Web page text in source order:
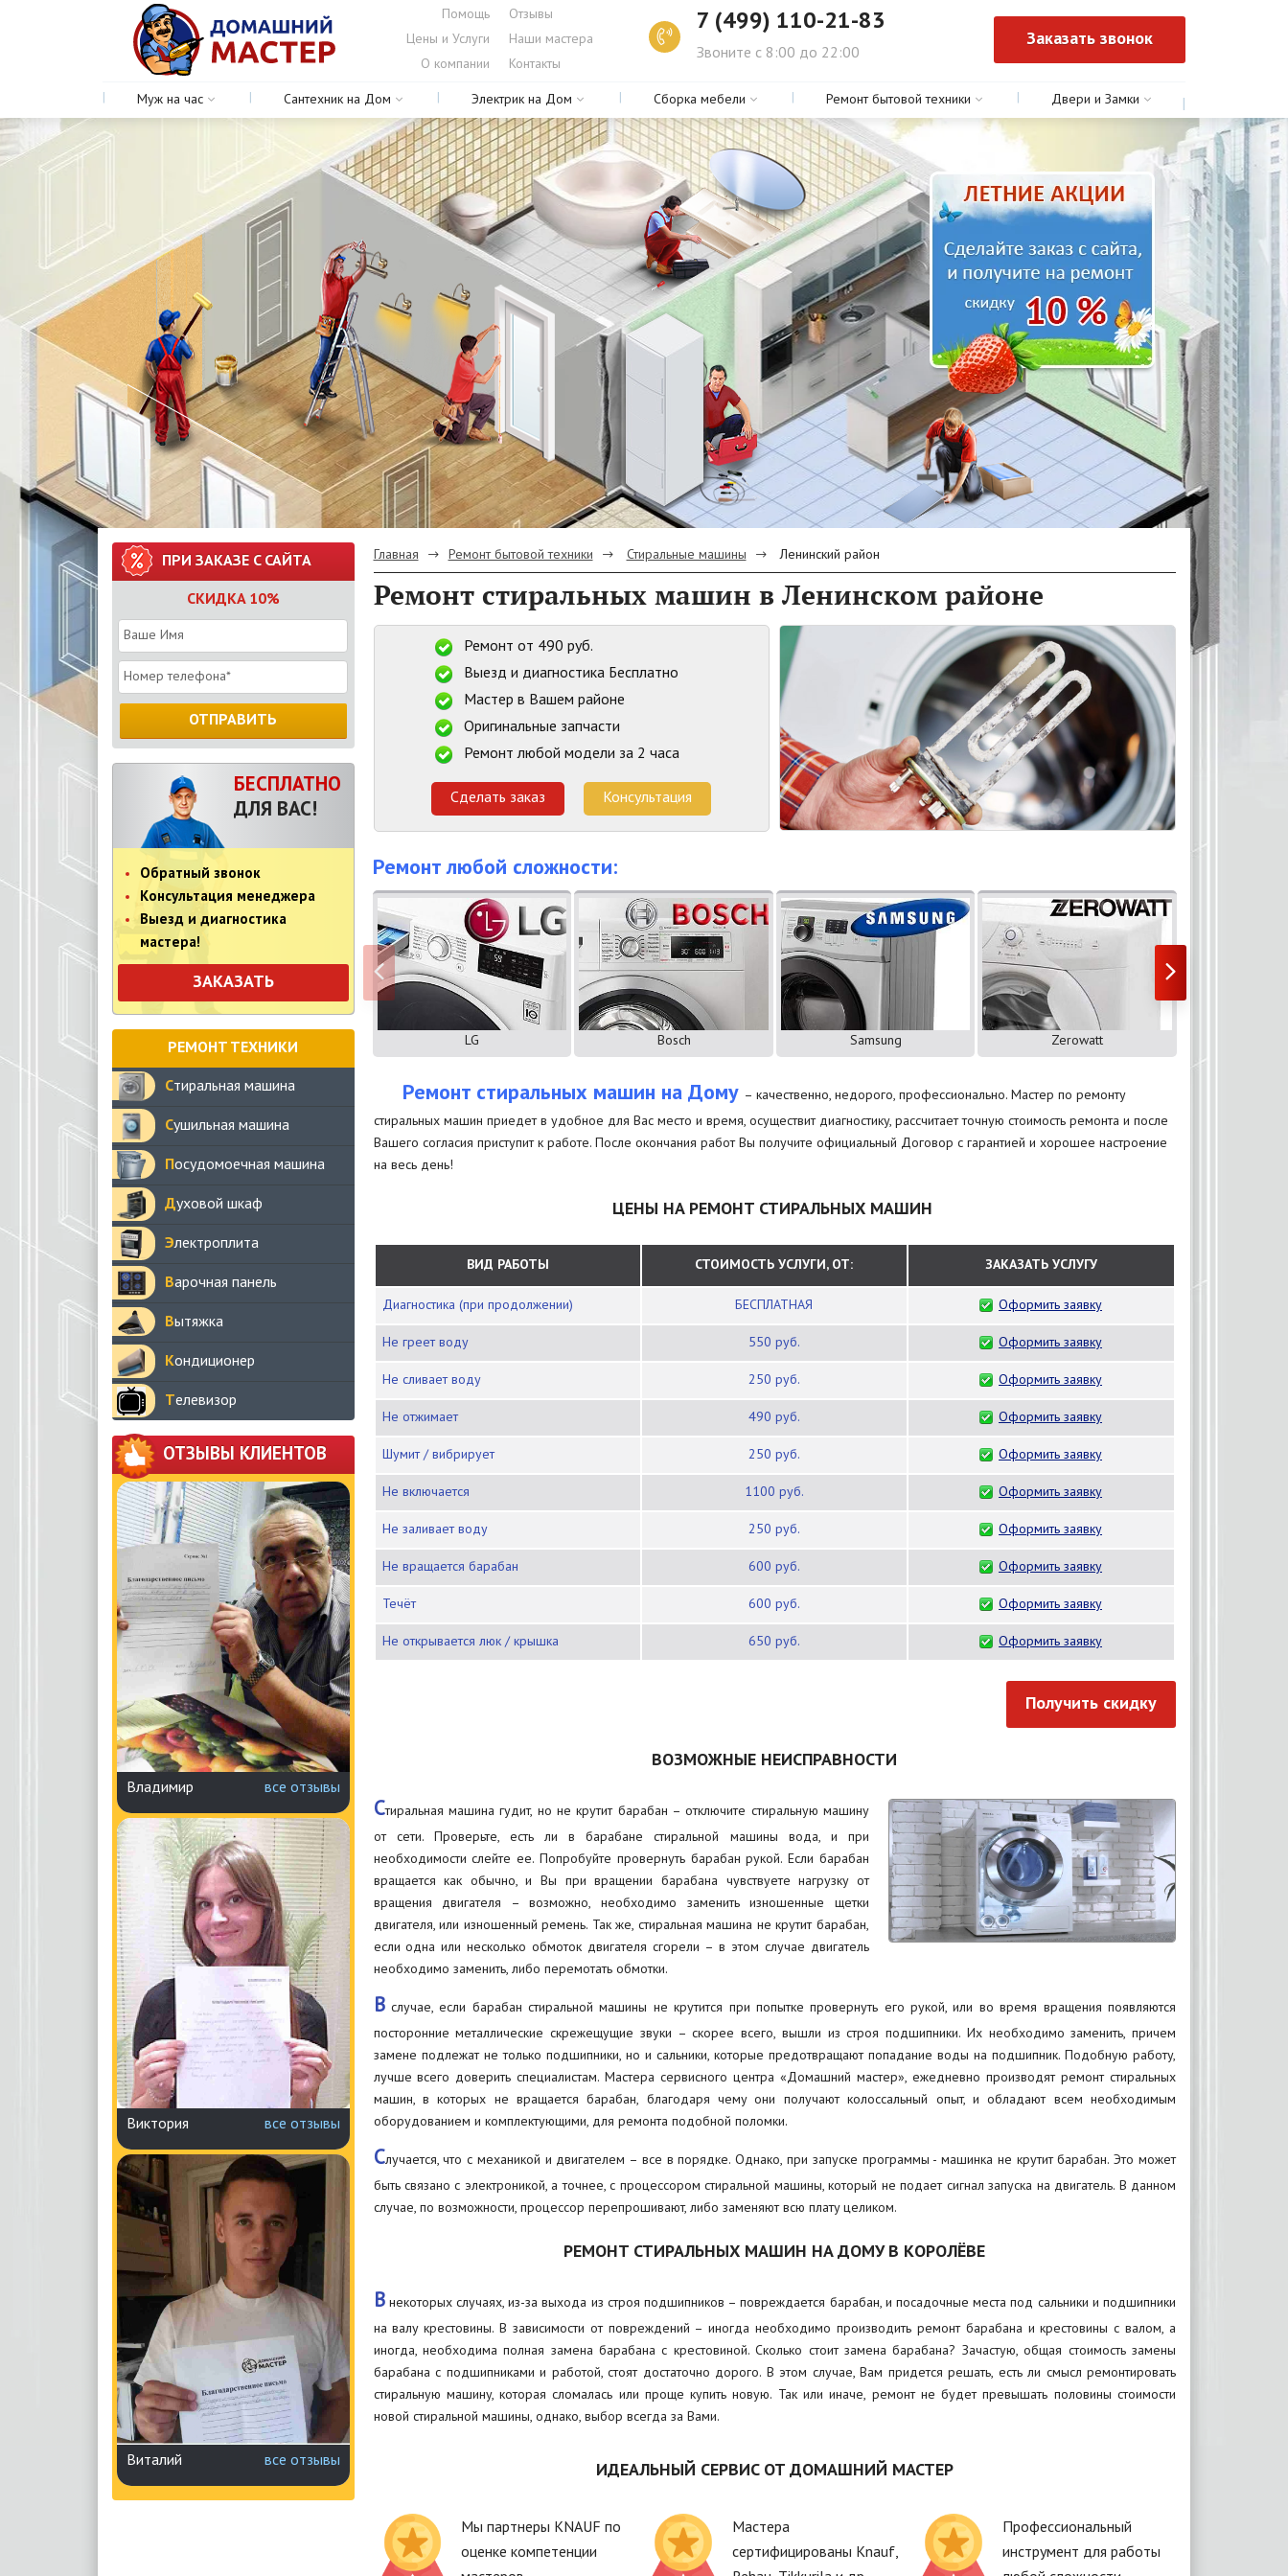
Помощь
Отзывы
Цены и Услуги
Наши мастера
О компании
Контакты
7 (499) 110-21-83
Звоните с 8:00 до 22:00
Заказать звонок
Муж на час Сантехник на Дом Электрик на Дом Сборка мебели Ремонт бытовой техники Двери и Замки
ПРИ ЗАКАЗЕ С САЙТА
СКИДКА 10%
ОТПРАВИТЬ
БЕСПЛАТНО
ДЛЯ ВАС!
Обратный звонок
Консультация менеджера
Выезд и диагностика
мастера!
ЗАКАЗАТЬ
РЕМОНТ ТЕХНИКИ
Стиральная машина
Сушильная машина
Посудомоечная машина
Духовой шкаф
Электроплита
Варочная панель
Вытяжка
Кондиционер
Телевизор
ОТЗЫВЫ КЛИЕНТОВ
Владимир все отзывы
Виктория все отзывы
Виталий все отзывы
Главная Ремонт бытовой техники Стиральные машины Ленинский район
Ремонт стиральных машин в Ленинском районе
Ремонт от 490 руб.
Выезд и диагностика Бесплатно
Мастер в Вашем районе
Оригинальные запчасти
Ремонт любой модели за 2 часа
Сделать заказ Консультация
Ремонт любой сложности:
LG Bosch Samsung Zerowatt
Ремонт стиральных машин на Дому – качественно, недорого, профессионально. Мастер по ремонту
стиральных машин приедет в удобное для Вас место и время, осуществит диагностику, рассчитает точную стоимость ремонта и после
Вашего согласия приступит к работе. После окончания работ Вы получите официальный Договор с гарантией и хорошее настроение
на весь день!
ЦЕНЫ НА РЕМОНТ СТИРАЛЬНЫХ МАШИН
ВИД РАБОТЫ СТОИМОСТЬ УСЛУГИ, ОТ: ЗАКАЗАТЬ УСЛУГУ
Диагностика (при продолжении) БЕСПЛАТНАЯ Оформить заявку
Не греет воду 550 руб. Оформить заявку
Не сливает воду 250 руб. Оформить заявку
Не отжимает 490 руб. Оформить заявку
Шумит / вибрирует 250 руб. Оформить заявку
Не включается 1100 руб. Оформить заявку
Не заливает воду 250 руб. Оформить заявку
Не вращается барабан 600 руб. Оформить заявку
Течёт 600 руб. Оформить заявку
Не открывается люк / крышка 650 руб. Оформить заявку
Получить скидку
ВОЗМОЖНЫЕ НЕИСПРАВНОСТИ
Стиральная машина гудит, но не крутит барабан – отключите стиральную машину
от сети. Проверьте, есть ли в барабане стиральной машины вода, и при
необходимости слейте ее. Попробуйте провернуть барабан рукой. Если барабан
вращается как обычно, и Вы при вращении барабана чувствуете нагрузку от
вращения двигателя – возможно, необходимо заменить изношенные щетки
двигателя, или изношенный ремень. Так же, стиральная машина не крутит барабан,
если одна или несколько обмоток двигателя сгорели – в этом случае двигатель
необходимо заменить, либо перемотать обмотки.
Вслучае, если барабан стиральной машины не крутится при попытке провернуть его рукой, или во время вращения появляются
посторонние металлические скрежещущие звуки – скорее всего, вышли из строя подшипники. Их необходимо заменить, причем
замене подлежат не только подшипники, но и сальники, которые предотвращают попадание воды на подшипник. Подобную работу,
лучше всего доверить специалистам. Мастера сервисного центра «Домашний мастер», ежедневно производят ремонт стиральных
машин, в которых не вращается барабан, благодаря чему они получают колоссальный опыт, и обладают всем необходимым
оборудованием и комплектующими, для ремонта подобной поломки.
Случается, что с механикой и двигателем – все в порядке. Однако, при запуске программы - машинка не крутит барабан. Это может
быть связано с электроникой, а точнее, с процессором стиральной машины, который не подает сигнал запуска на двигатель. В данном
случае, по возможности, процессор перепрошивают, либо заменяют всю плату целиком.
РЕМОНТ СТИРАЛЬНЫХ МАШИН НА ДОМУ В КОРОЛЁВЕ
Внекоторых случаях, из-за выхода из строя подшипников – повреждается барабан, и посадочные места под сальники и подшипники
на валу крестовины. В зависимости от повреждений – иногда необходимо производить ремонт барабана и крестовины с валом, а
иногда, необходима полная замена барабана с крестовиной. Сколько стоит замена барабана? Зачастую, общая стоимость замены
барабана с подшипниками и работой, стоят достаточно дорого. В этом случае, Вам придется решать, есть ли смысл ремонтировать
стиральную машину, которая сломалась или проще купить новую. Так или иначе, ремонт не будет превышать половины стоимости
новой стиральной машины, однако, выбор всегда за Вами.
ИДЕАЛЬНЫЙ СЕРВИС ОТ ДОМАШНИЙ МАСТЕР
Мы партнеры KNAUF по
оценке компетенции
Мастера
сертифицированы Knauf,
Профессиональный
инструмент для работы